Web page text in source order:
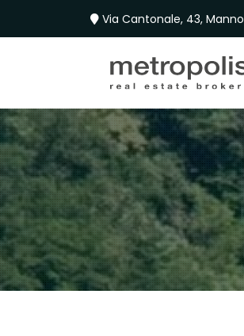
Via Cantonale, 43, Manno